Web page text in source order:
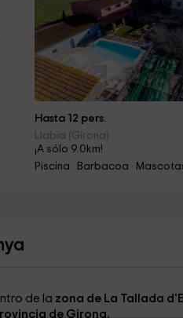
Hasta 12 pers.
Llabia (Girona)
¡A sólo 9.0km!
Piscina · Barbacoa ·
de la zona de La Tallada
de Girona.